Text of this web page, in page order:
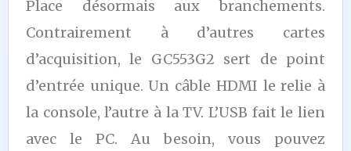
Place désormais aux branchements.
Contrairement à d’autres cartes
d’acquisition, le GC553G2 sert de point
d’entrée unique. Un câble HDMI le relie à
la console, l’autre à la TV. L’USB fait le lien
avec le PC. Au besoin, vous pouvez